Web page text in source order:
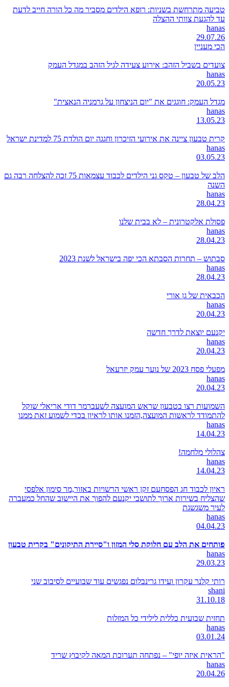
טביעה מתרחשת בשניות: רופא הילדים מסביר מה כל הורה חייב לדעת
עד להגעת צוותי ההצלה
hanas
29.07.26
הכי מעניין
צועדים בשביל הזהב: אירוע צעידה לגיל הזהב במגדל העמק
hanas
20.05.23
מגדל העמק: חוגגים את "יום הניצחון על גרמניה הנאצית"
hanas
13.05.23
קרית טבעון ציינה את אירועי הזיכרון וחגגה יום הולדת 75 למדינת ישראל
hanas
03.05.23
הלב של טבעון – טקס גני הילדים לכבוד עצמאות 75 זכה להצלחה רבה גם
השנה
hanas
28.04.23
פסולת אלקטרונית – לא בבית שלנו
hanas
28.04.23
סבתוש – תחרות הסבתא הכי יפה בישראל לשנת 2023
hanas
28.04.23
הכבאית של גן אורי
hanas
20.04.23
יקנעם יוצאת לדרך חדשה
hanas
20.04.23
מפעלי פסח 2023 של נוער עמק יזרעאל
hanas
20.04.23
השמועות רצו בטבעון שראש המועצה לשעברמר דודי אריאלי שוקל
להתמודד לראשות המועצה,הזמנו אותו לראיון בכדי לשמוע זאת ממנו
hanas
14.04.23
צהלולי מלחמה!
hanas
14.04.23
ראיון לכבוד חג הפסחעם זקן ראשי הרשויות באזור,מר סימון אלפסי
שהצליח בשירות ארוך לתושבי יקנעם להפוך את היישוב שהחל כמעברה
לעיר משגשגת
hanas
04.04.23
פותחים את הלב עם חלוקת סלי המזון ו"סיירת התיקונים" בקרית טבעון
hanas
29.03.23
רותי קלנר עקרון ועידו גרינבלום נפגשים עוד שבועיים לסיבוב שני
shani
31.10.18
תחזית שבועית כללית לילידי כל המזלות
hanas
03.01.24
"הראית איזה יופי" – נפתחה תערוכת המאה לקיבוץ שריד
hanas
20.04.26